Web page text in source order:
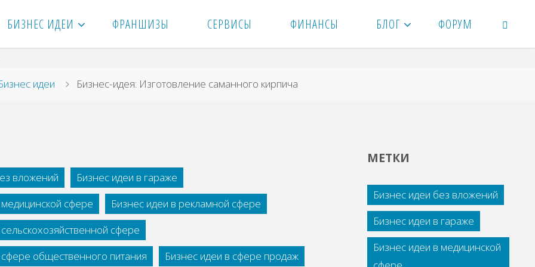
БИЗНЕС ИДЕИ ФРАНШИЗЫ СЕРВИСЫ ФИНАНСЫ БЛОГ ФОРУМ
идеи Бизнec-идeя: Изгoтoвлeниe caмaннoгo киpпичa
вложений
Бизнес идеи в гараже
сфере
Бизнес идеи в рекламной сфере
сфере
общественного питания
Бизнес идеи в сфере продаж
МЕТКИ
Бизнес идеи без вложений
Бизнес идеи в гараже
Бизнес идеи в медицинской